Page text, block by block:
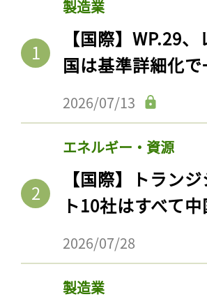
製造業
【国際】WP.29
国は基準詳細化
2026/07/13
エネルギー・資源
【国際】トラン
ト10社はすべて
2026/07/28
製造業